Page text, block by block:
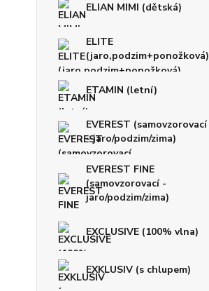
ELIAN MIMI (dětská)
ELITE
(jaro,podzim+ponožková)
ETAMIN (letní)
EVEREST (samovzorovací
- jaro/podzim/zima)
EVEREST FINE
(samovzorovací -
jaro/podzim/zima)
EXCLUSIVE (100% vlna)
EXKLUSIV (s chlupem)